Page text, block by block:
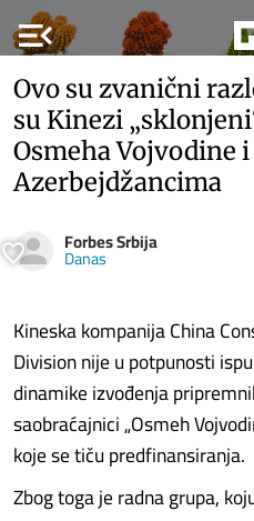
menu_open
Ovo su zvanični
su Kinezi
Osmeha Vojvodine
Azerbejdžancima
Forbes Srbija
Danas
Kineska kompanija China
Division nije u potpunosti
dinamike izvođenja
saobraćajnici „Osmeh
koje se tiču predfinansiranja.
Zbog toga je radna grupa,